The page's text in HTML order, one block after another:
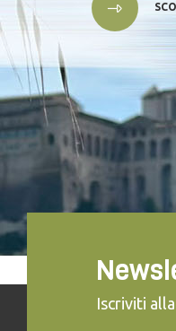
Iscriviti